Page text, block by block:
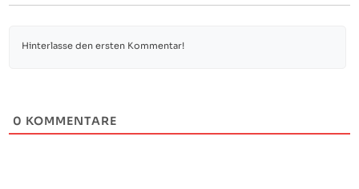
0 KOMMENTARE